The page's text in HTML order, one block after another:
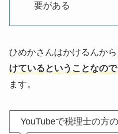
要がある
ひめかさんはかけるんから
けているということなの
ます。
YouTubeで税理士の方